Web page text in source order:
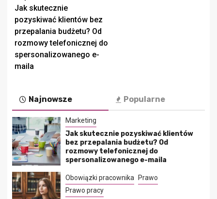
wpisy
Jak skutecznie
pozyskiwać klientów bez
przepalania budżetu? Od
rozmowy telefonicznej do
spersonalizowanego e-
maila
Najnowsze Popularne
Marketing
Jak skutecznie pozyskiwać klientów
bez przepalania budżetu? Od
rozmowy telefonicznej do
spersonalizowanego e-maila
Obowiązki pracownika
Prawo
Prawo pracy